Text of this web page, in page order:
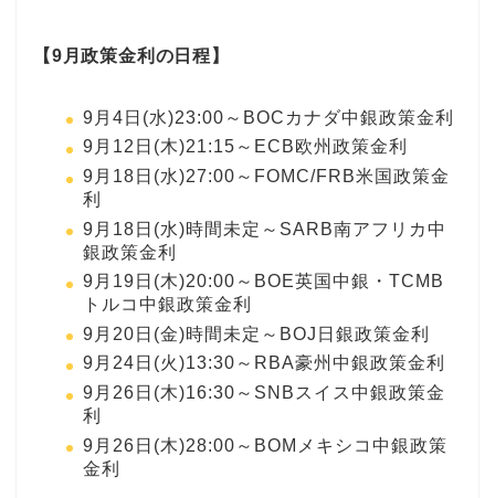
【9月政策金利の日程】
9月4日(水)23:00～BOCカナダ中銀政策金利
9月12日(木)21:15～ECB欧州政策金利
9月18日(水)27:00～FOMC/FRB米国政策金
利
9月18日(水)時間未定～SARB南アフリカ中
銀政策金利
9月19日(木)20:00～BOE英国中銀・TCMB
トルコ中銀政策金利
9月20日(金)時間未定～BOJ日銀政策金利
9月24日(火)13:30～RBA豪州中銀政策金利
9月26日(木)16:30～SNBスイス中銀政策金
利
9月26日(木)28:00～BOMメキシコ中銀政策
金利